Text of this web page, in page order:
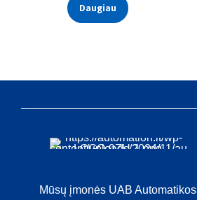
Daugiau
Mūsų įmonės UAB Automatikos